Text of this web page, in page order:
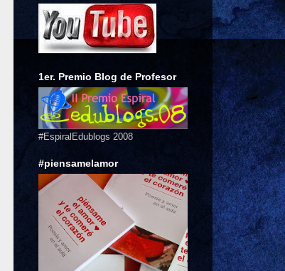
1er. Premio Blog de Profesor
#EspiralEdublogs 2008
#piensamelamor